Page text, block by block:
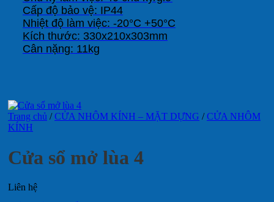
Cấp độ bảo vệ: IP44
Nhiệt độ làm việc: -20°C +50°C
Kích thước: 330x210x303mm
Cân nặng: 11kg
Trang chủ / CỬA NHÔM KÍNH – MẶT DỰNG / CỬA NHÔM
KÍNH
Cửa sổ mở lùa 4
Liên hệ